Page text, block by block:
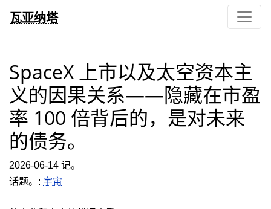
瓦亚纳塔
SpaceX 上市以及太空资本主
义的因果关系——隐藏在市盈
率 100 倍背后的，是对未来
的债务。
2026-06-14 记。
话题。: 宇宙